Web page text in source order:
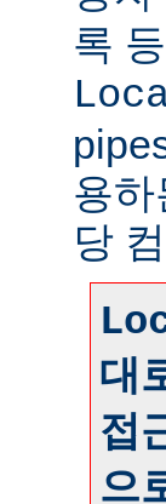
록
용
당
대
접
으